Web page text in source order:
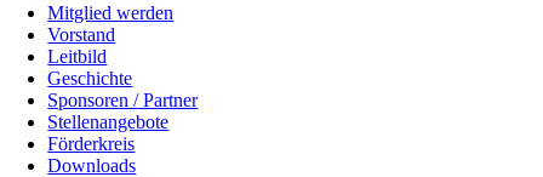
Mitglied werden
Vorstand
Leitbild
Geschichte
Sponsoren / Partner
Stellenangebote
Förderkreis
Downloads